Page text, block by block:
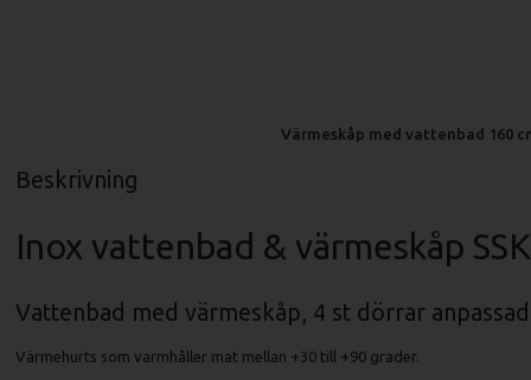
Värmeskåp med vattenbad 160
Beskrivning
Inox vattenbad & värmeskåp
Vattenbad med värmeskåp, 4 st dörrar
Värmehurts som varmhåller mat mellan +30 till +90 grader.